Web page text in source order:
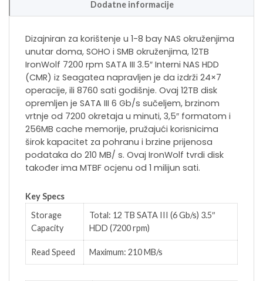
Dodatne informacije
Dizajniran za korištenje u 1-8 bay NAS okruženjima
unutar doma, SOHO i SMB okruženjima, 12TB
IronWolf 7200 rpm SATA III 3.5″ Interni NAS HDD
(CMR) iz Seagatea napravljen je da izdrži 24×7
operacije, ili 8760 sati godišnje. Ovaj 12TB disk
opremljen je SATA III 6 Gb/s sučeljem, brzinom
vrtnje od 7200 okretaja u minuti, 3,5″ formatom i
256MB cache memorije, pružajući korisnicima
širok kapacitet za pohranu i brzine prijenosa
podataka do 210 MB/ s. Ovaj IronWolf tvrdi disk
također ima MTBF ocjenu od 1 milijun sati.
Key Specs
Storage
Capacity
Total: 12 TB SATA III (6 Gb/s) 3.5″
HDD (7200 rpm)
Read Speed Maximum: 210 MB/s